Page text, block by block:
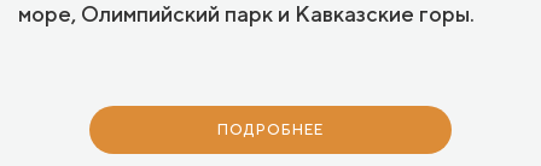
море, Олимпийский парк и Кавказские горы.
ПОДРОБНЕЕ